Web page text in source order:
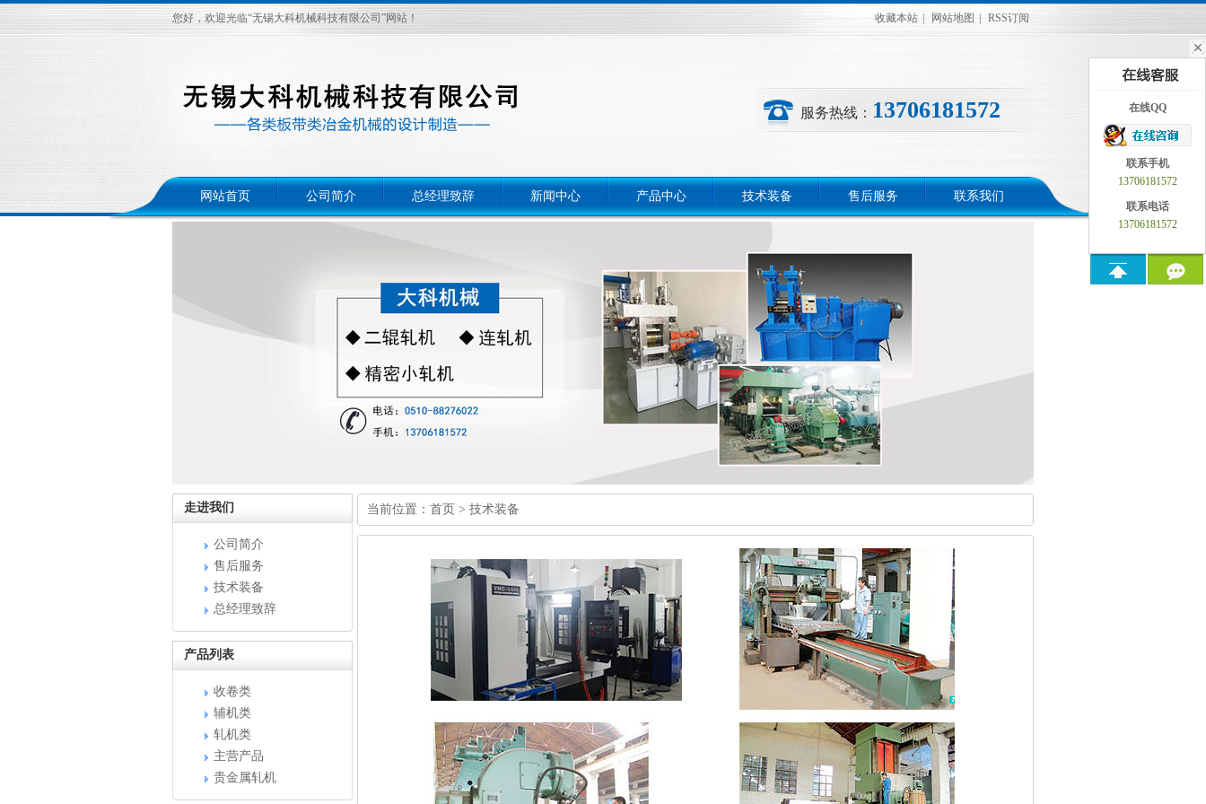
收藏本站 网站地图 RSS订阅
您好，欢迎光临“无锡大科机械科技有限公司”网站！
服务热线： 13706181572
网站首页 公司简介 总经理致辞 新闻中心 产品中心 技术装备 售后服务 联系我们
走进我们
公司简介
售后服务
技术装备
总经理致辞
产品列表
收卷类
辅机类
轧机类
主营产品
贵金属轧机
当前位置： 首页 > 技术装备
在线QQ
联系手机
13706181572
联系电话
13706181572